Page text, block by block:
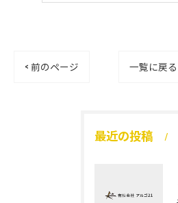
< 前のページ 一覧に戻る
最近の投稿